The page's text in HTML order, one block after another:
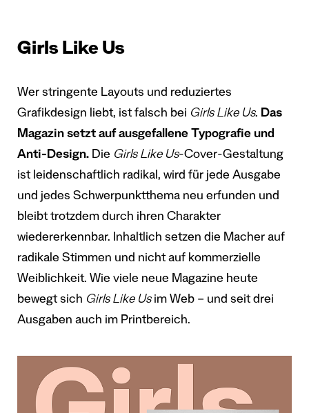
Girls Like Us
Wer stringente Layouts und reduziertes
Grafikdesign liebt, ist falsch bei Girls Like Us. Das
Magazin setzt auf ausgefallene Typografie und
Anti-Design. Die Girls Like Us-Cover-Gestaltung
ist leidenschaftlich radikal, wird für jede Ausgabe
und jedes Schwerpunktthema neu erfunden und
bleibt trotzdem durch ihren Charakter
wiedererkennbar. Inhaltlich setzen die Macher auf
radikale Stimmen und nicht auf kommerzielle
Weiblichkeit. Wie viele neue Magazine heute
bewegt sich Girls Like Usim Web – und seit drei
Ausgaben auch im Printbereich.